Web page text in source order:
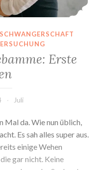
SCHWANGERSCHAFT
Erste
Juli
Mal da. Wie nun üblich,
Es sah alles super aus.
einige Wehen
gar nicht. Keine